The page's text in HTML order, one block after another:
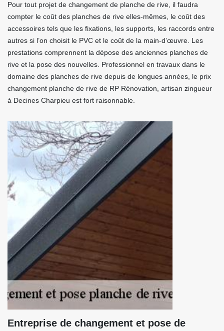
Pour tout projet de changement de planche de rive, il faudra
compter le coût des planches de rive elles-mêmes, le coût des
accessoires tels que les fixations, les supports, les raccords entre
autres si l’on choisit le PVC et le coût de la main-d’œuvre. Les
prestations comprennent la dépose des anciennes planches de
rive et la pose des nouvelles. Professionnel en travaux dans le
domaine des planches de rive depuis de longues années, le prix
changement planche de rive de RP Rénovation, artisan zingueur
à Decines Charpieu est fort raisonnable.
Entreprise de changement et pose de